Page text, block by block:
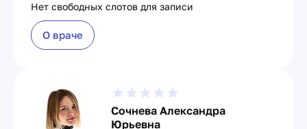
Нет свободных слотов для записи
О враче
Сочнева Александра
Юрьевна